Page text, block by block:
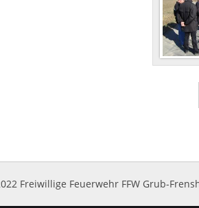
Freiwillige Feuerwehr FFW Grub-